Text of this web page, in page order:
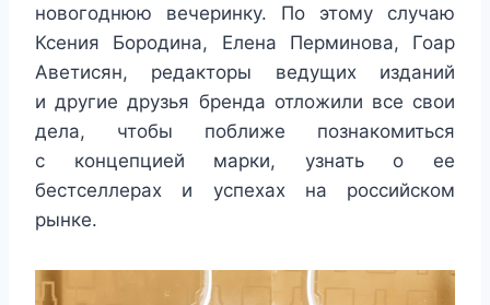
новогоднюю вечеринку. По этому случаю
Ксения Бородина, Елена Перминова, Гоар
Аветисян, редакторы ведущих изданий
и другие друзья бренда отложили все свои
дела, чтобы поближе познакомиться
с концепцией марки, узнать о ее
бестселлерах и успехах на российском
рынке.